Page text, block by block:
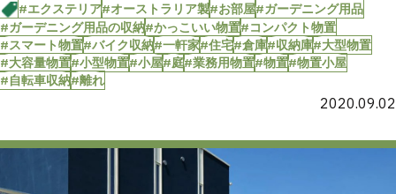
#エクステリア#オーストラリア製#お部屋#ガーデニング用品
#ガーデニング用品の収納#かっこいい物置#コンパクト物置
#スマート物置#バイク収納#一軒家#住宅#倉庫#収納庫#大型物置
#大容量物置#小型物置#小屋#庭#業務用物置#物置#物置小屋
#自転車収納#離れ
2020.09.02